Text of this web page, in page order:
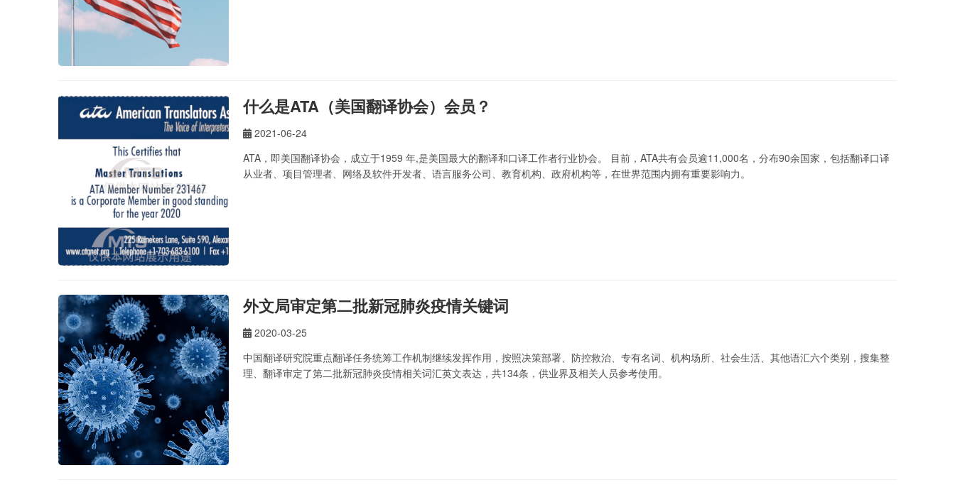
什么是ATA（美国翻译协会）会员？
2021-06-24
ATA，即美国翻译协会，成立于1959 年,是美国最大的翻译和口译工作者行业协会。 目前，ATA共有会员逾11,000名，分布90余国家，包括翻译口译
从业者、项目管理者、网络及软件开发者、语言服务公司、教育机构、政府机构等，在世界范围内拥有重要影响力。
外文局审定第二批新冠肺炎疫情关键词
2020-03-25
中国翻译研究院重点翻译任务统筹工作机制继续发挥作用，按照决策部署、防控救治、专有名词、机构场所、社会生活、其他语汇六个类别，搜集整
理、翻译审定了第二批新冠肺炎疫情相关词汇英文表达，共134条，供业界及相关人员参考使用。